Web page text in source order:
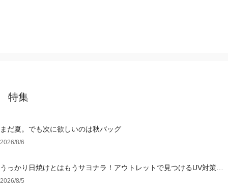
特集
まだ夏。でも次に欲しいのは秋バッグ
2026/8/6
うっかり日焼けとはもうサヨナラ！アウトレットで見つけるUV対策ウ
ェア
2026/8/5